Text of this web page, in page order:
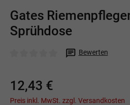
Gates
Sprühdose
Bewerten
12,43 €
Preis inkl. MwSt. zzgl. Versandkosten